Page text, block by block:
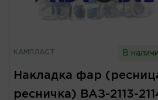
КАМПЛАСТ В
Накладка фар
ресничка) ВАЗ-2113-